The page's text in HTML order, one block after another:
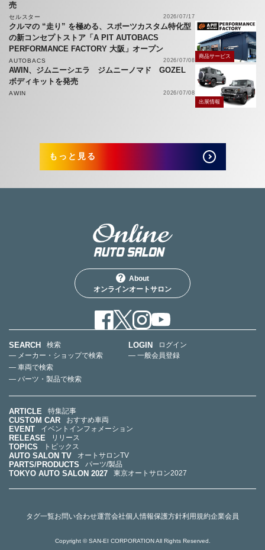
売
セルスター 2026/07/17
クルマの “走り” を極める、スポーツカスタム特化型
の新コンセプトストア「A PIT AUTOBACS
PERFORMANCE FACTORY 大阪」オープン
AUTOBACS 2026/07/08
商品サービス
AWIN、ジムニーシエラ ジムニーノマド GOZEL
ボディキットを発売
AWIN
2026/07/08
出展情報
もっと見る
About
オンラインオートサロン
SEARCH
検索
— メーカー・ショップで検索
— 車両で検索
— パーツ・製品で検索
LOGIN
ログイン
— 一般会員登録
ARTICLE 特集記事
CUSTOM CAR おすすめ車両
EVENT イベントインフォメーション
RELEASE リリース
TOPICS トピックス
AUTO SALON TV オートサロンTV
PARTS/PRODUCTS パーツ/製品
TOKYO AUTO SALON 2027 東京オートサロン2027
タグ一覧お問い合わせ運営会社個人情報保護方針利用規約企業会員
Copyright © SAN-EI CORPORATION All Rights Reserved.